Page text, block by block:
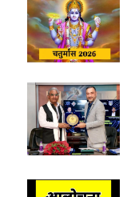
t
e
r
b
o
o
k